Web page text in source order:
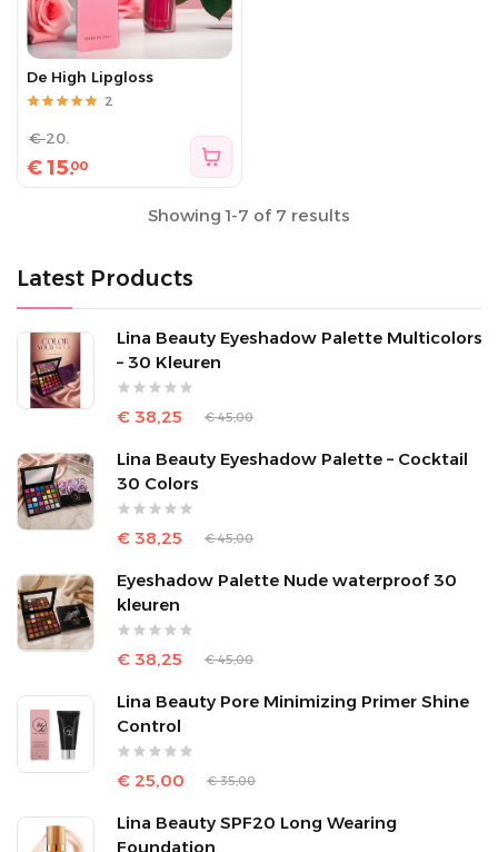
Latest Products
Lina Beauty Eyeshadow Palette Multicolors
– 30 Kleuren
€ 38,25 € 45,00
Lina Beauty Eyeshadow Palette – Cocktail
30 Colors
€ 38,25 € 45,00
Eyeshadow Palette Nude waterproof 30
kleuren
€ 38,25 € 45,00
Lina Beauty Pore Minimizing Primer Shine
Control
€ 25,00 € 35,00
Lina Beauty SPF20 Long Wearing
Foundation
De High Lipgloss
2
€15.00
€20.
Showing 1-7 of 7 results